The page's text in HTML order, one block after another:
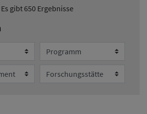
Es gibt 650 Ergebnisse
Programm
Forschungsstätte